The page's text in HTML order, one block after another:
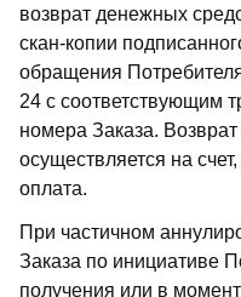
возврат денежных
скан-копии
обращения
24 с соответствующим
номера Заказа.
осуществляется на
оплата.
При частичном
Заказа по инициативе
получения или в